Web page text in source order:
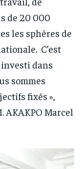
de 20 000
les sphères de
C’est
dans
sommes
fixés »,
AKAKPO Marcel